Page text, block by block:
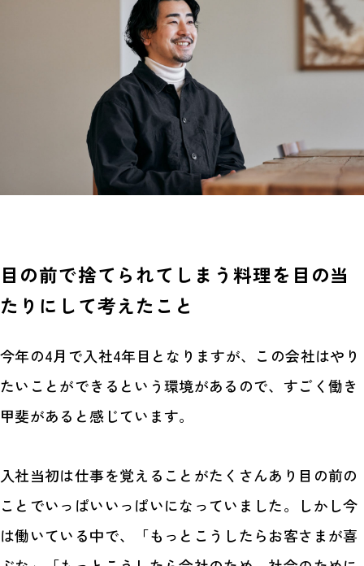
目の前で捨てられてしまう料理を目の当
たりにして考えたこと
今年の4月で入社4年目となりますが、この会社はやり
たいことができるという環境があるので、すごく働き
甲斐があると感じています。
入社当初は仕事を覚えることがたくさんあり目の前の
ことでいっぱいいっぱいになっていました。しかし今
は働いている中で、「もっとこうしたらお客さまが喜